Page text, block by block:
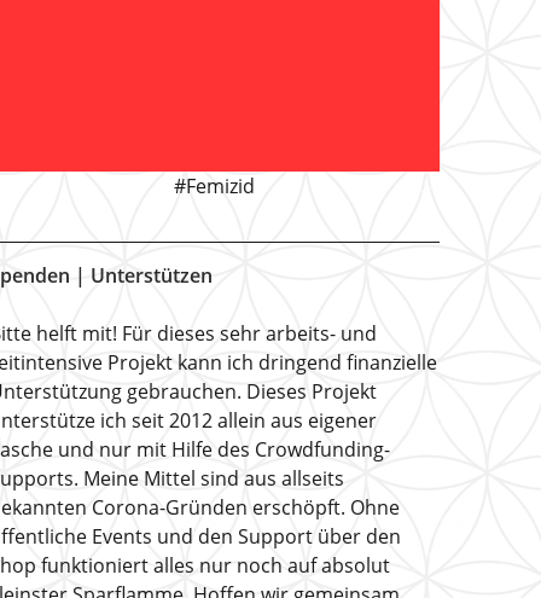
#Femizid
| Unterstützen
helft mit! Für dieses sehr arbeits- und
Projekt kann ich dringend finanzielle
gebrauchen. Dieses Projekt
ich seit 2012 allein aus eigener
und nur mit Hilfe des Crowdfunding-
Meine Mittel sind aus allseits
Corona-Gründen erschöpft. Ohne
Events und den Support über den
funktioniert alles nur noch auf absolut